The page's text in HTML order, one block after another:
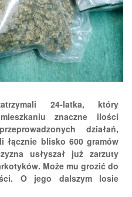
24-latka, który
znaczne ilości
działań,
łącznie blisko 600 gramów
usłyszał już zarzuty
Może mu grozić do
O jego dalszym losie